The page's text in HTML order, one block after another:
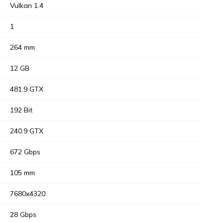
Vulkan 1.4
1
264 mm
12 GB
481.9 GTX
192 Bit
240.9 GTX
672 Gbps
105 mm
7680x4320
28 Gbps